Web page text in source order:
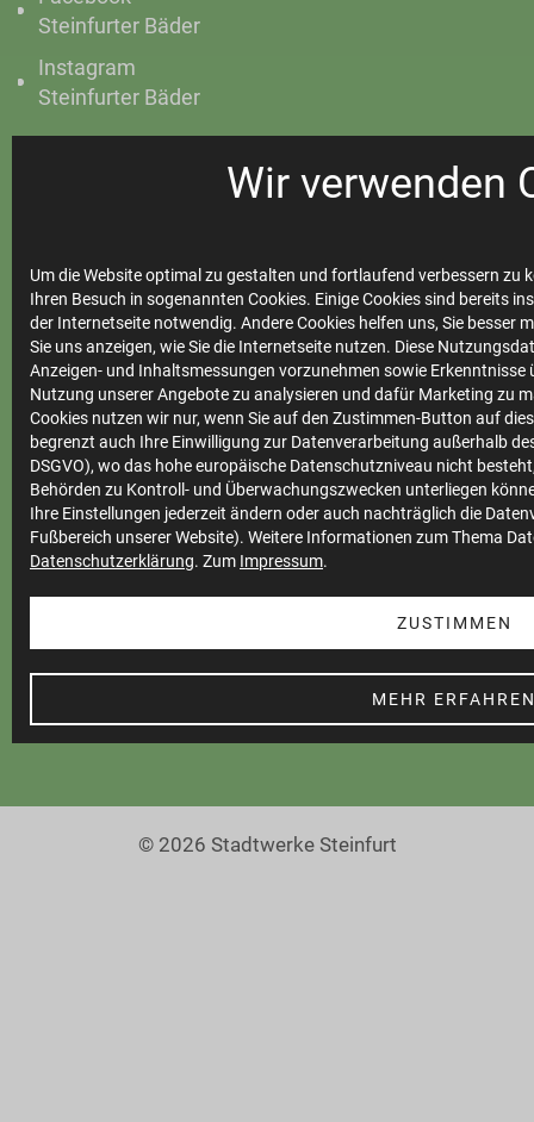
Wir verwenden
Um die Website optimal zu gestalten und fortlaufend verbessern
Ihren Besuch in sogenannten Cookies. Einige Cookies sind bereits
der Internetseite notwendig. Andere Cookies helfen uns, Sie besser
Sie uns anzeigen, wie Sie die Internetseite nutzen. Diese
Anzeigen- und Inhaltsmessungen vorzunehmen sowie Erkenntnisse
Nutzung unserer Angebote zu analysieren und dafür Marketing zu
Cookies nutzen wir nur, wenn Sie auf den Zustimmen-Button auf
begrenzt auch Ihre Einwilligung zur Datenverarbeitung außerhalb
DSGVO), wo das hohe europäische Datenschutzniveau nicht
Behörden zu Kontroll- und Überwachungszwecken unterliegen
Ihre Einstellungen jederzeit ändern oder auch nachträglich die
Fußbereich unserer Website). Weitere Informationen zum Thema
Datenschutzerklärung. Zum Impressum.
ZUSTIMMEN
MEHR
Steinfurter Bäder
Instagram
Steinfurter Bäder
Stadtwerke
Marktkommunikation
Vertrieb
Impressum
Datenschutz
Teilnahmebedingungen
Cookie Einstellungen
© 2026 Stadtwerke Steinfurt